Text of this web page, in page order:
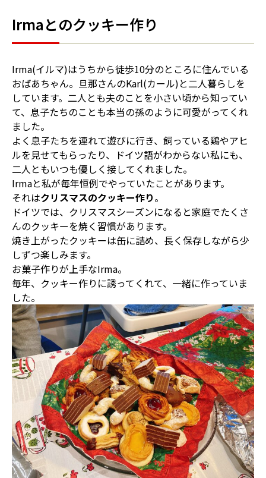
Irmaとのクッキー作り
Irma(イルマ)はうちから徒歩10分のところに住んでいる
おばあちゃん。旦那さんのKarl(カール)と二人暮らしを
しています。二人とも夫のことを小さい頃から知ってい
て、息子たちのことも本当の孫のように可愛がってくれ
ました。
よく息子たちを連れて遊びに行き、飼っている鶏やアヒ
ルを見せてもらったり、ドイツ語がわからない私にも、
二人ともいつも優しく接してくれました。
Irmaと私が毎年恒例でやっていたことがあります。
それはクリスマスのクッキー作り。
ドイツでは、クリスマスシーズンになると家庭でたくさ
んのクッキーを焼く習慣があります。
焼き上がったクッキーは缶に詰め、長く保存しながら少
しずつ楽しみます。
お菓子作りが上手なIrma。
毎年、クッキー作りに誘ってくれて、一緒に作っていま
した。